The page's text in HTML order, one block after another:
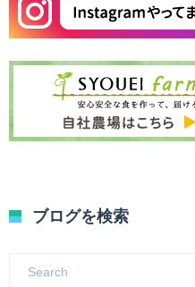
ブログを検索